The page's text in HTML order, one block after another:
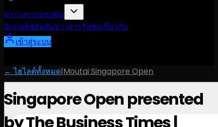
ตารางการแข่งขัน
นักกอล์ฟอันดับข่าวสารรับชมเกี่ยวกับ
เข้าสู่ระบบ
← ไฮไลต์ทั้งหมด|Moutai Singapore Open
Singapore Open presented
by The Business Times |